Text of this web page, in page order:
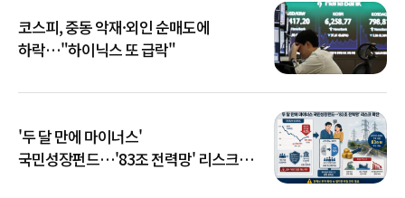
코스피, 중동 악재·외인 순매도에
하락…"하이닉스 또 급락"
'두 달 만에 마이너스'
국민성장펀드…'83조 전력망' 리스크